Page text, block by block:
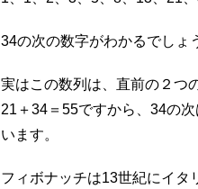
34の次の数字がわかるでしょ
実はこの数列は、直前の２つ
21＋34＝55ですから、34の
います。
フィボナッチは13世紀にイタ